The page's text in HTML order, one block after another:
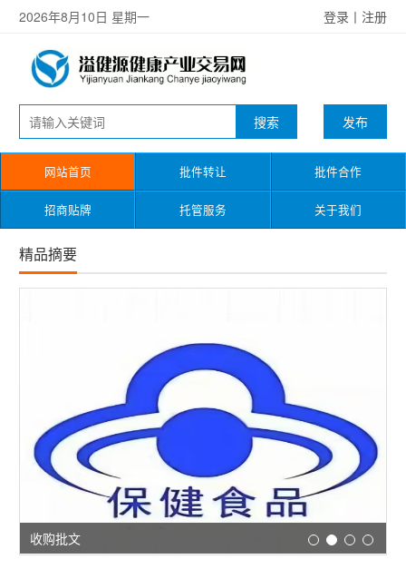
2026年8月10日 星期一 登录 丨 注册
发布
网站首页 批件转让 批件合作
招商贴牌 托管服务 关于我们
精品摘要
收购批文